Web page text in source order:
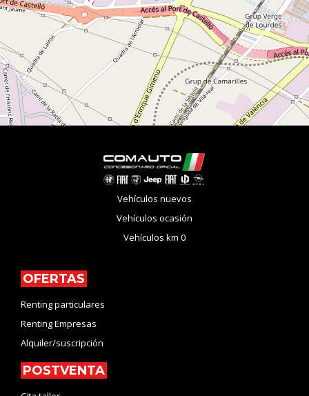
Vehículos nuevos
Vehículos ocasión
Vehículos km 0
OFERTAS
Renting particulares
Renting Empresas
Alquiler/suscripción
POSTVENTA